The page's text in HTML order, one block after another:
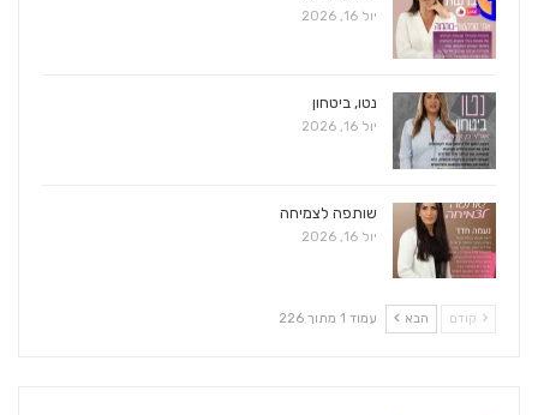
יול 16, 2026
נטו, ביטחון
יול 16, 2026
שותפה לצמיחה
יול 16, 2026
קודם הבא עמוד 1 מתוך 226